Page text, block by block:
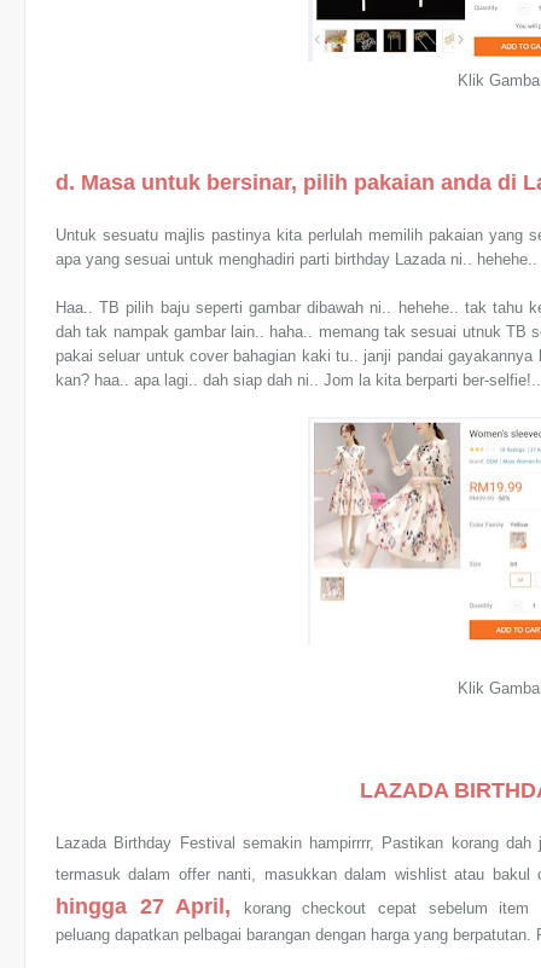
Klik
d. Masa untuk bersinar, pilih pakaian anda di
Untuk sesuatu majlis pastinya kita perlulah memilih pakaian yang
apa yang sesuai untuk menghadiri parti birthday Lazada ni..
Haa.. TB pilih baju seperti gambar dibawah ni.. hehehe.. tak tahu
dah tak nampak gambar lain.. haha.. memang tak sesuai utnuk TB
pakai seluar untuk cover bahagian kaki tu.. janji pandai
kan? haa.. apa lagi.. dah siap dah ni.. Jom la kita berparti ber-
Klik
LAZADA
Lazada Birthday Festival semakin hampirrrr, Pastikan korang
termasuk dalam offer nanti, masukkan dalam wishlist atau
hingga 27 April,
korang checkout cepat sebelum
peluang dapatkan pelbagai barangan dengan harga yang